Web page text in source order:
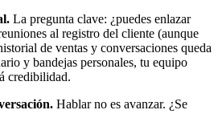
La pregunta clave: ¿puedes enlazar
al registro del cliente (aunque
de ventas y conversaciones queda
y bandejas personales, tu equipo
credibilidad.
Hablar no es avanzar. ¿Se